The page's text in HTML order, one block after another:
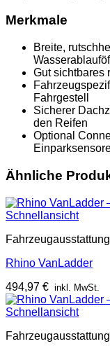
Merkmale
Breite,
Gut sichtbares
Fahrgestell
Sicherer
den Reifen
Optional
Ähnliche
Schnellansicht
Fahrzeugausstattung
Rhino VanLadder
494,97 € inkl. MwSt.
Schnellansicht
Fahrzeugausstattung